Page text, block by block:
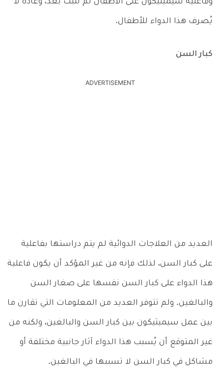
يُصرف هذا الدواء للأطفال.
كبار السن
ADVERTISEMENT
العديد من العلاجات الدوائية لم يتم دراستها بفاعلية
على كبار السن، لذلك فإنه من غير المؤكد أن يكون فاعلية
هذا الدواء على كبار السن نفسها على صغار السن
والبالغين. ولم تتوفر العديد من المعلومات التي تقارن ما
بين عمل سيميثيكون بين كبار السن والبالغين، ولكنه من
غير المتوقع أن يُسبب هذا الدواء آثار جانبية مختلفة أو
مشاكل في كبار السن لا تسببها في البالغين.